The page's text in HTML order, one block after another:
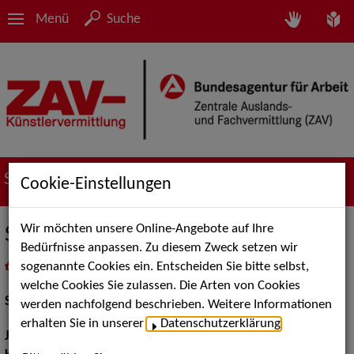
Menü Suche
Suche nach Künstler*innen
Stefanie Winner
als PDF speichern
inMeine Merklistelegen
Schauspiel:Bühne
Jahrgang:
Cookie-Einstellungen
Wir möchten unsere Online-Angebote auf Ihre
Bedürfnisse anpassen. Zu diesem Zweck setzen wir
sogenannte Cookies ein. Entscheiden Sie bitte selbst,
welche Cookies Sie zulassen. Die Arten von Cookies
werden nachfolgend beschrieben. Weitere Informationen
erhalten Sie in unserer
Datenschutzerklärung